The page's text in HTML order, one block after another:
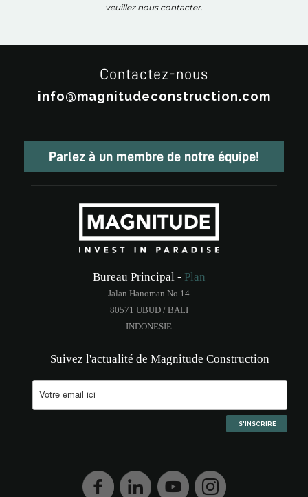
veuillez nous contacter.
Contactez-nous
info@magnitudeconstruction.com
Parlez à un membre de notre équipe!
Bureau Principal - Plan
Jalan Hanoman No.14
80571 UBUD / BALI
INDONESIE
Suivez l'actualité de Magnitude Construction